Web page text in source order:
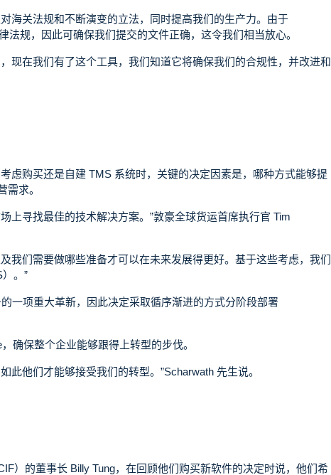
海关法规和不断演变的立法，同时提高我们的生产力。由于
规，因此可确保我们提交的文件正确，这令我们相当放心。
现在我们有了这个工具，我们知道它将确保我们的合规性，并改进和
虑购买还是自建 TMS 系统时，关键的决定因素是，哪种方式能够提
需求。
上寻找最佳的技术解决方案。”敦豪全球货运首席执行官 Tim
我们需要做哪些准备才可以在未来发展得更好。基于这些考虑，我们
。”
一项重大革新，因此决定采取循序渐进的方式分阶段部署
确保整个企业能够跟得上转型的步伐。
此他们才能够接受我们的转型。”Scharwath 先生说。
）的董事长 Billy Tung，在回顾他们购买新软件的决定时说，他们希